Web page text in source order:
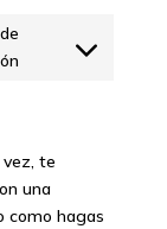
Consent
te
una
como hagas